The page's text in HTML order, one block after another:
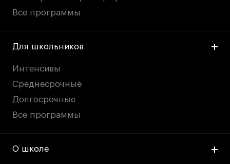
Все программы
Для школьников
Интенсивы
Среднесрочные
Долгосрочные
Все программы
О школе